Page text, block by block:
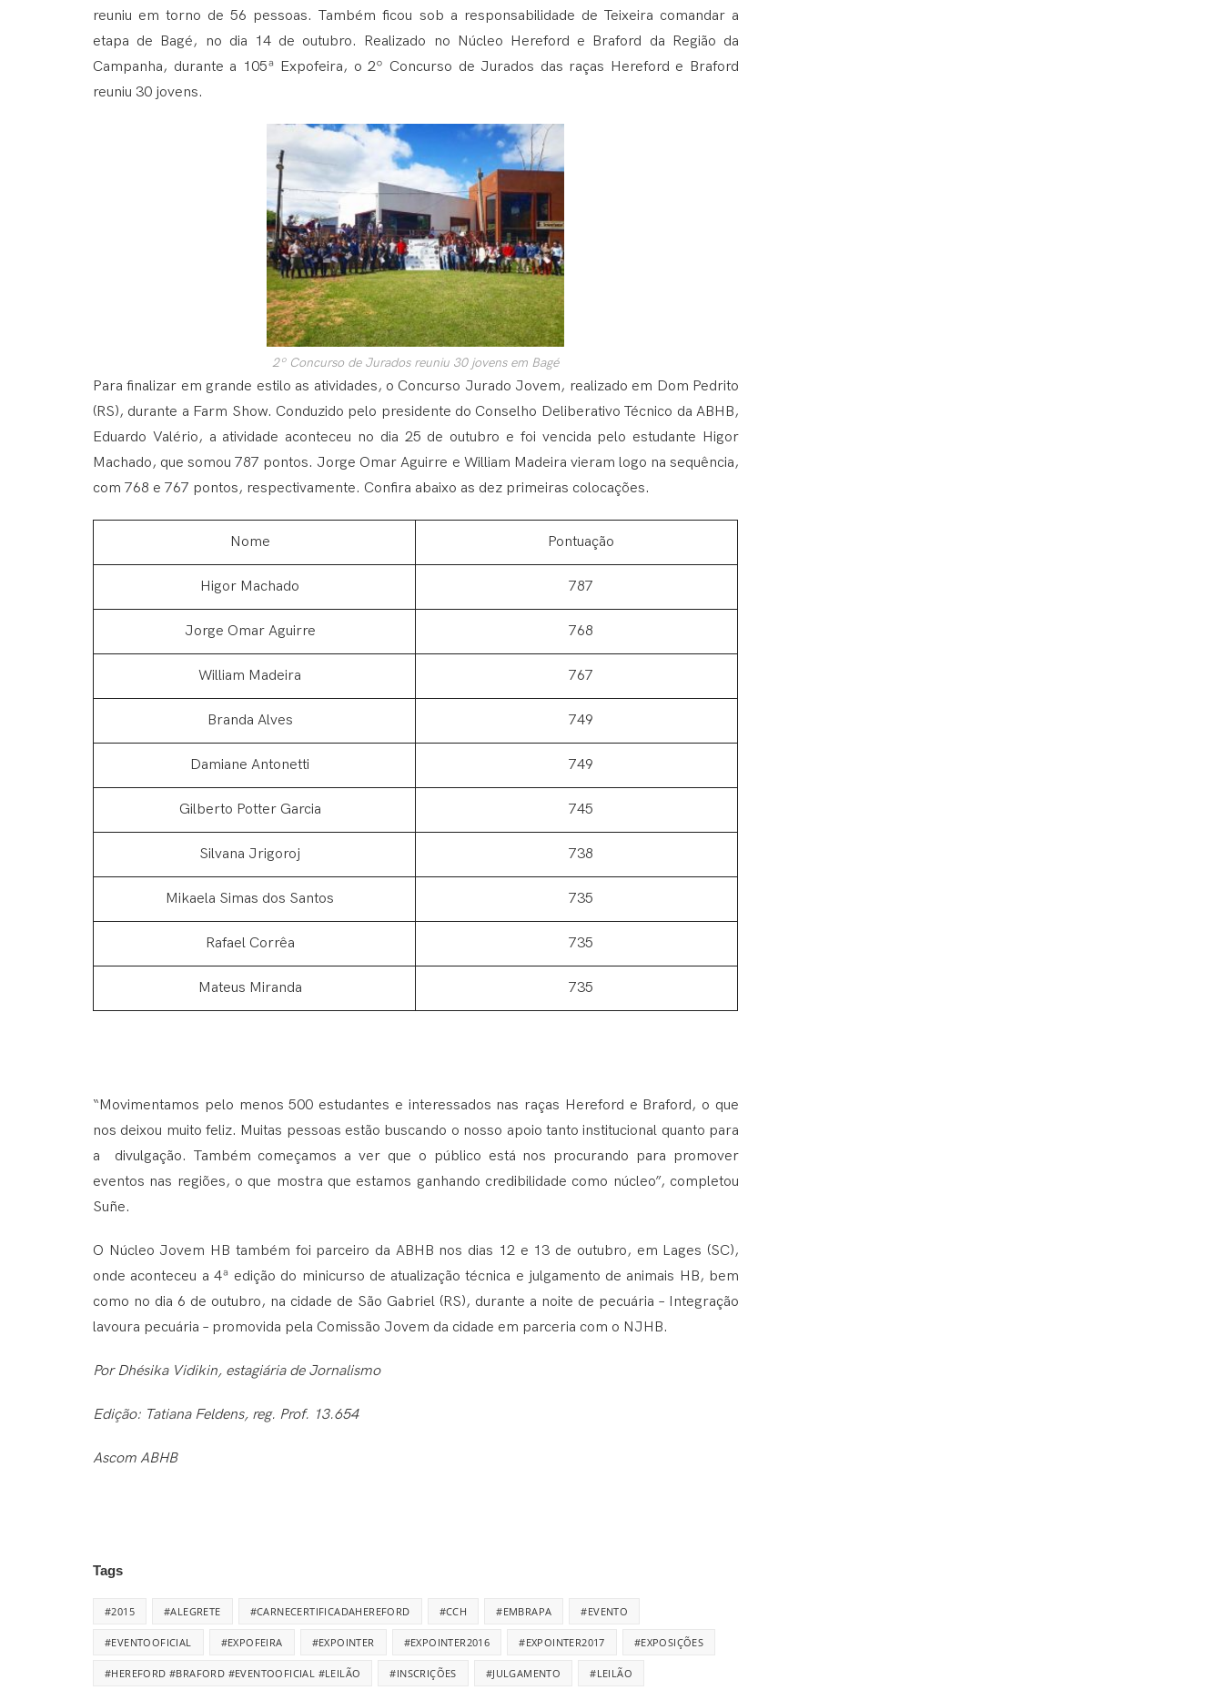
reuniu em torno de 56 pessoas. Também ficou sob a responsabilidade de Teixeira comandar a
etapa de Bagé, no dia 14 de outubro. Realizado no Núcleo Hereford e Braford da Região da
Campanha, durante a 105ª Expofeira, o 2º Concurso de Jurados das raças Hereford e Braford
reuniu 30 jovens.
2º Concurso de Jurados reuniu 30 jovens em Bagé
Para finalizar em grande estilo as atividades, o Concurso Jurado Jovem, realizado em Dom Pedrito
(RS), durante a Farm Show. Conduzido pelo presidente do Conselho Deliberativo Técnico da ABHB,
Eduardo Valério, a atividade aconteceu no dia 25 de outubro e foi vencida pelo estudante Higor
Machado, que somou 787 pontos. Jorge Omar Aguirre e William Madeira vieram logo na sequência,
com 768 e 767 pontos, respectivamente. Confira abaixo as dez primeiras colocações.
Nome Pontuação
Higor Machado 787
Jorge Omar Aguirre 768
William Madeira 767
Branda Alves 749
Damiane Antonetti 749
Gilberto Potter Garcia 745
Silvana Jrigoroj 738
Mikaela Simas dos Santos 735
Rafael Corrêa 735
Mateus Miranda 735
“Movimentamos pelo menos 500 estudantes e interessados nas raças Hereford e Braford, o que
nos deixou muito feliz. Muitas pessoas estão buscando o nosso apoio tanto institucional quanto para
a divulgação. Também começamos a ver que o público está nos procurando para promover
eventos nas regiões, o que mostra que estamos ganhando credibilidade como núcleo”, completou
Suñe.
O Núcleo Jovem HB também foi parceiro da ABHB nos dias 12 e 13 de outubro, em Lages (SC),
onde aconteceu a 4ª edição do minicurso de atualização técnica e julgamento de animais HB, bem
como no dia 6 de outubro, na cidade de São Gabriel (RS), durante a noite de pecuária – Integração
lavoura pecuária – promovida pela Comissão Jovem da cidade em parceria com o NJHB.
Por Dhésika Vidikin, estagiária de Jornalismo
Edição: Tatiana Feldens, reg. Prof. 13.654
Ascom ABHB
Tags
#2015 #ALEGRETE #CARNECERTIFICADAHEREFORD #CCH #EMBRAPA #EVENTO
#EVENTOOFICIAL #EXPOFEIRA #EXPOINTER #EXPOINTER2016 #EXPOINTER2017 #EXPOSIÇÕES
#HEREFORD #BRAFORD #EVENTOOFICIAL #LEILÃO #INSCRIÇÕES #JULGAMENTO #LEILÃO